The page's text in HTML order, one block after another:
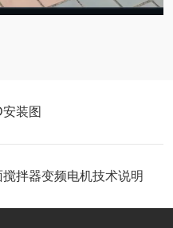
装图
拌器变频电机技术说明